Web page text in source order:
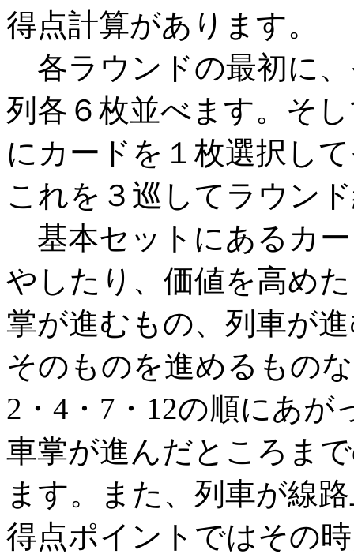
得点計算があります。
各ラウンドの最初に
列各６枚並べます。そ
にカードを１枚選択し
これを３巡してラウン
基本セットにあるカ
やしたり、価値を高め
掌が進むもの、列車が
そのものを進めるもの
2・4・7・12の順にあが
車掌が進んだところま
ます。また、列車が線
得点ポイントではその